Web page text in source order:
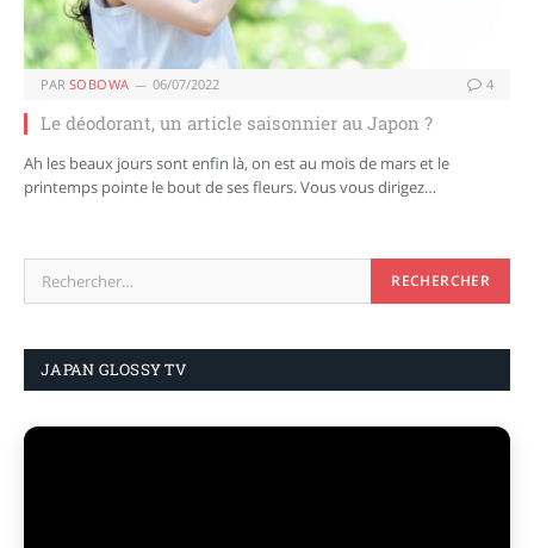
PAR SOBOWA 06/07/2022 4
Le déodorant, un article saisonnier au Japon ?
Ah les beaux jours sont enfin là, on est au mois de mars et le
printemps pointe le bout de ses fleurs. Vous vous dirigez…
JAPAN GLOSSY TV